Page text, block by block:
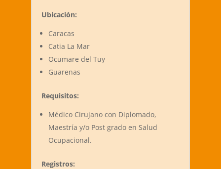
Ubicación:
Caracas
Catia La Mar
Ocumare del Tuy
Guarenas
Requisitos:
Médico Cirujano con Diplomado,
Maestría y/o Post grado en Salud
Ocupacional.
Registros: